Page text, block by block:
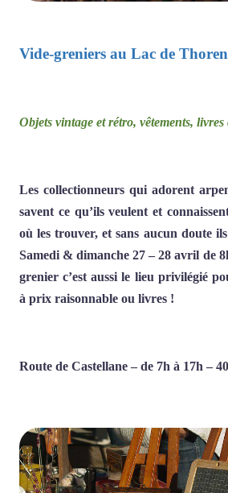
Vide-greniers au Lac de
Objets vintage et rétro, vêtements,
Les collectionneurs qui adorent
savent ce qu’ils veulent et
où les trouver, et sans aucun doute
Samedi & dimanche 27 – 28 avril de
grenier c’est aussi le lieu privilégié
à prix raisonnable ou livres !
Route de Castellane – de 7h à 17h – 4